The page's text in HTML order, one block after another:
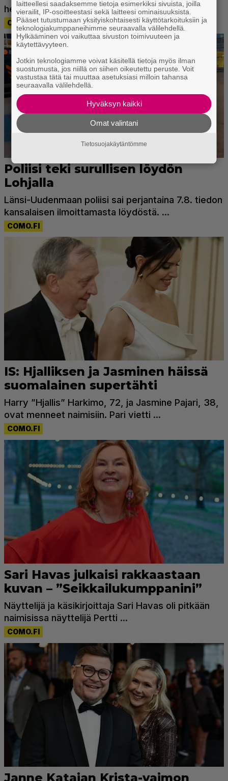
laitteellesi saadaksemme tietoja esimerkiksi sivuista, joilla
vierailit, IP-osoitteestasi sekä laitteesi ominaisuuksista.
Pääset tutustumaan yksityiskohtaisesti käyttötarkoituksiin ja
teknologiakumppaneihimme seuraavalla välilehdellä.
Hylkääminen voi vaikuttaa sivuston toimivuuteen ja
käytettävyyteen.
Jotkin teknologiamme voivat käsitellä tietoja myös ilman
suostumusta, jos niillä on siihen oikeutettu peruste. Voit
vastustaa tätä tai muuttaa asetuksiasi milloin tahansa
seuraavalla välilehdellä.
Hyväksyn kaikki
Omat valintani
Tietosuojakäytäntömme